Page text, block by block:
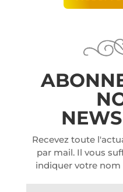
Recevez toute
par mail. Il vous
indiquer votre nom